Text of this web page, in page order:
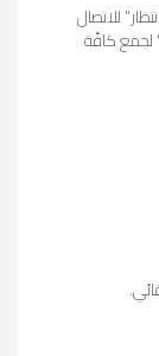
للاتصال
لجمع كافّة